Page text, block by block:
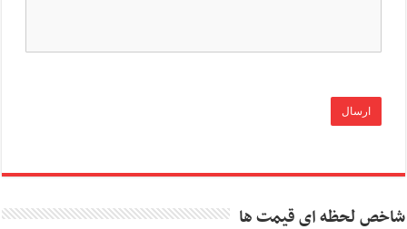
شاخص لحظه ای قیمت ها